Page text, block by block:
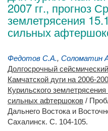
2007 гг., прогноз
землетрясения
сильных
Федотов С.А., Соломатин
Долгосрочный
Камчатской дуги на 2006-
Курильского
сильных афтершоков /
Дальнего Востока и
Сахалинск. С. 104-105.